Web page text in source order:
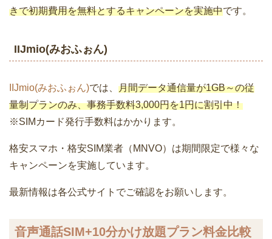
きで初期費用を無料とするキャンペーンを実施中です。
IIJmio(みおふぉん)
IIJmio(みおふぉん)では、 月間データ通信量が1GB～の従
量制プランのみ、事務手数料3,000円を1円に割引中！
※SIMカード発行手数料はかかります。
格安スマホ・格安SIM業者（MNVO）は期間限定で様々な
キャンペーンを実施しています。
最新情報は各公式サイトでご確認をお願いします。
音声通話SIM+10分かけ放題プラン料金比較